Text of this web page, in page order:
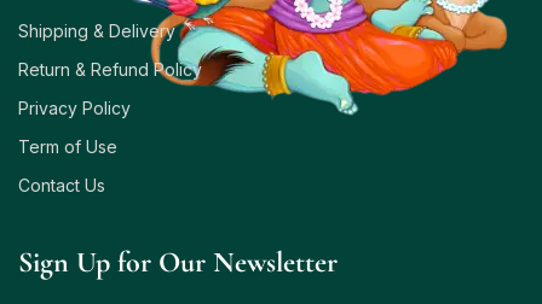
Shipping & Delivery
Return & Refund Policy
Privacy Policy
Term of Use
Contact Us
Sign Up for Our Newsletter